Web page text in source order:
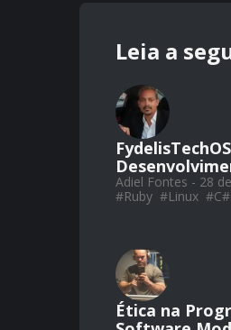
Leia a
Adiel Fontes - 28
#Ruby #Linux #C#
Ética na